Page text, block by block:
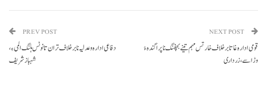
PREV POST
دفاعی ادارہ و عدلیہ نا برخلاف تران تا نوٹس ہلنگ المی ءِ،
شہباز شریف
NEXT POST
قومی ادارہ غاتا برخلاف خار تس مہم تینے بچفنگ نا پراگندہ ءُ
وڑ اسے، زرداری